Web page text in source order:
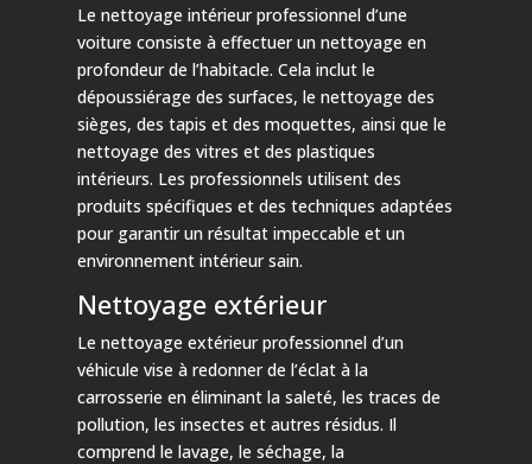
Le nettoyage intérieur professionnel d’une
voiture consiste à effectuer un nettoyage en
profondeur de l’habitacle. Cela inclut le
dépoussiérage des surfaces, le nettoyage des
sièges, des tapis et des moquettes, ainsi que le
nettoyage des vitres et des plastiques
intérieurs. Les professionnels utilisent des
produits spécifiques et des techniques adaptées
pour garantir un résultat impeccable et un
environnement intérieur sain.
Nettoyage extérieur
Le nettoyage extérieur professionnel d’un
véhicule vise à redonner de l’éclat à la
carrosserie en éliminant la saleté, les traces de
pollution, les insectes et autres résidus. Il
comprend le lavage, le séchage, la